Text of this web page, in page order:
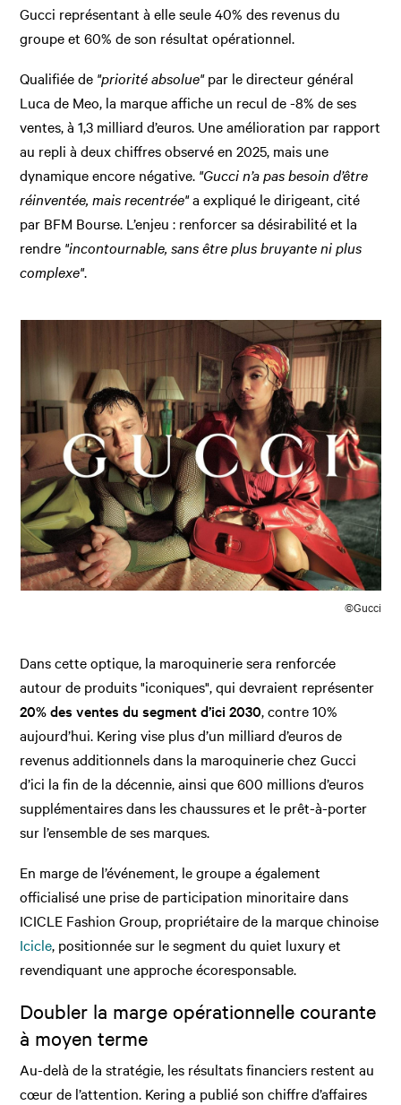
Gucci représentant à elle seule 40% des revenus du
groupe et 60% de son résultat opérationnel.
Qualifiée de "priorité absolue"par le directeur général
Luca de Meo, la marque affiche un recul de -8% de ses
ventes, à 1,3 milliard d’euros. Une amélioration par rapport
au repli à deux chiffres observé en 2025, mais une
dynamique encore négative. "Gucci n’a pas besoin d’être
réinventée, mais recentrée"a expliqué le dirigeant, cité
par BFM Bourse. L’enjeu : renforcer sa désirabilité et la
rendre "incontournable, sans être plus bruyante ni plus
complexe".
©Gucci
Dans cette optique, la maroquinerie sera renforcée
autour de produits "iconiques", qui devraient représenter
20% des ventes du segment d’ici 2030, contre 10%
aujourd’hui. Kering vise plus d’un milliard d’euros de
revenus additionnels dans la maroquinerie chez Gucci
d’ici la fin de la décennie, ainsi que 600 millions d’euros
supplémentaires dans les chaussures et le prêt-à-porter
sur l’ensemble de ses marques.
En marge de l’événement, le groupe a également
officialisé une prise de participation minoritaire dans
ICICLE Fashion Group, propriétaire de la marque chinoise
Icicle, positionnée sur le segment du quiet luxury et
revendiquant une approche écoresponsable.
Doubler la marge opérationnelle courante
à moyen terme
Au-delà de la stratégie, les résultats financiers restent au
cœur de l’attention. Kering a publié son chiffre d’affaires